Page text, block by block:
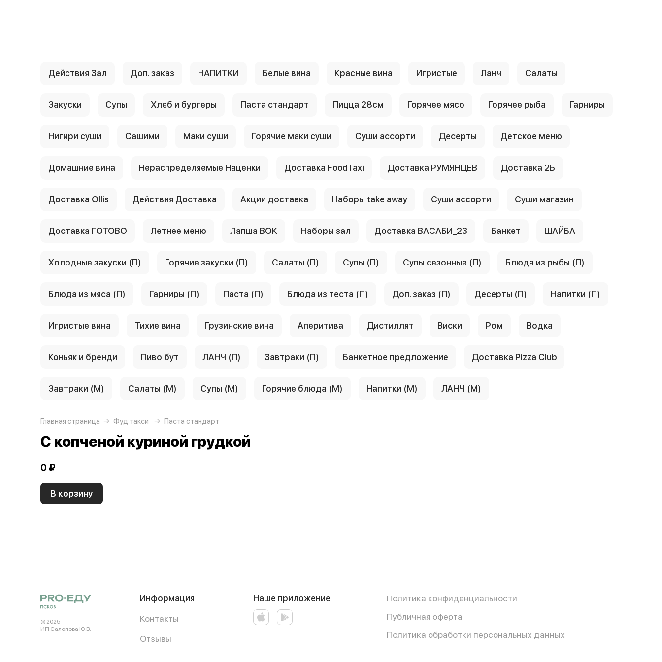
Действия Зал Доп. заказ НАПИТКИ Белые вина Красные вина Игристые Ланч Салаты
Закуски Супы Хлеб и бургеры Паста стандарт Пицца 28см Горячее мясо Горячее рыба Гарниры
Нигири суши Сашими Маки суши Горячие маки суши Суши ассорти Десерты Детское меню
Домашние вина Нераспределяемые Наценки Доставка FoodTaxi Доставка РУМЯНЦЕВ Доставка 2Б
Доставка Ollis Действия Доставка Акции доставка Наборы take away Суши ассорти Суши магазин
Доставка ГОТОВО Летнее меню Лапша ВОК Наборы зал Доставка ВАСАБИ_23 Банкет ШАЙБА
Холодные закуски (П) Горячие закуски (П) Салаты (П) Супы (П) Супы сезонные (П) Блюда из рыбы (П)
Блюда из мяса (П) Гарниры (П) Паста (П) Блюда из теста (П) Доп. заказ (П) Десерты (П) Напитки (П)
Игристые вина Тихие вина Грузинские вина Аперитива Дистиллят Виски Ром Водка
Коньяк и бренди Пиво бут ЛАНЧ (П) Завтраки (П) Банкетное предложение Доставка Pizza Club
Завтраки (М) Салаты (М) Супы (М) Горячие блюда (М) Напитки (М) ЛАНЧ (М)
Главная страница Фуд такси Паста стандарт
С копченой куриной грудкой
0 ₽
В корзину
© 2025
ИП Салопова Ю. В.
Информация
Контакты
Отзывы
Наше приложение
Политика конфиденциальности
Публичная оферта
Политика обработки персональных данных